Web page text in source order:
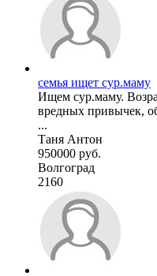
семья ищет сур.маму
Ищем сур.маму.
вредных привычек,
...
Таня Антон
950000 руб.
Волгоград
2160